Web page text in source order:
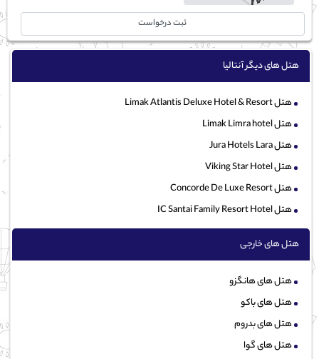
ثبت درخواست
هتل های دیگر آنتالیا
هتل Limak Atlantis Deluxe Hotel & Resort
هتل Limak Limra hotel
هتل Jura Hotels Lara
هتل Viking Star Hotel
هتل Concorde De Luxe Resort
هتل IC Santai Family Resort Hotel
هتل های خارجی
هتل های هانگزو
هتل های باکو
هتل های بدروم
هتل های گوا